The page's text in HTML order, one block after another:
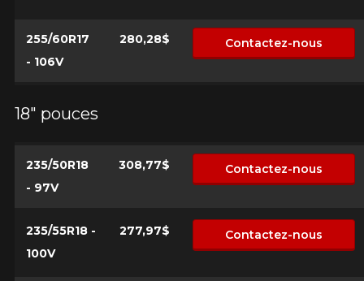
255/60R17
- 106V
280,28$ Contactez-nous
18" pouces
235/50R18
- 97V
308,77$ Contactez-nous
235/55R18 -
100V
277,97$ Contactez-nous